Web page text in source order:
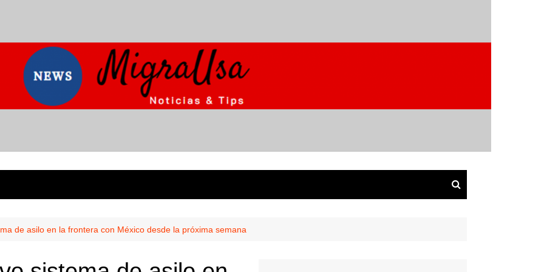
de asilo en la frontera con México desde la próxima semana